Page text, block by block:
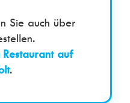
Sie auch über
auf
.